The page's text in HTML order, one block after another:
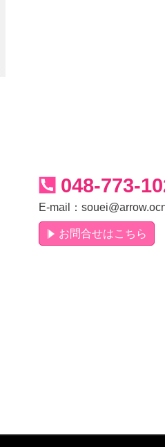
048-773-
E-mail：
お問合せはこちら